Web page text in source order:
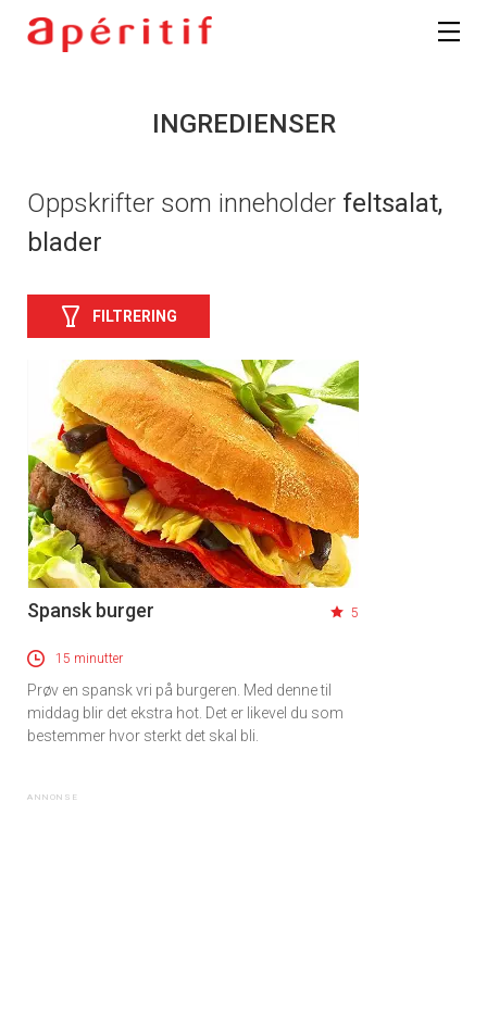
INGREDIENSER
Oppskrifter som inneholder feltsalat,
blader
FILTRERING
Spansk burger 5
15 minutter
Prøv en spansk vri på burgeren. Med denne til
middag blir det ekstra hot. Det er likevel du som
bestemmer hvor sterkt det skal bli.